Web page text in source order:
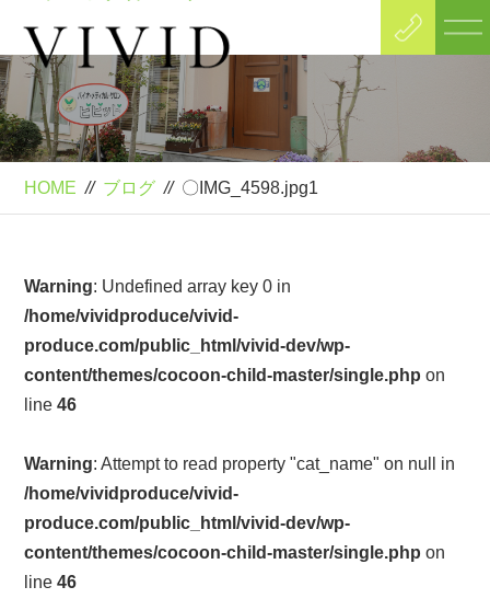
Blog
ブログ
HOME // ブログ // 〇IMG_4598.jpg1
Warning: Undefined array key 0 in
/home/vividproduce/vivid-
produce.com/public_html/vivid-dev/wp-
content/themes/cocoon-child-master/single.php on
line46
Warning: Attempt to read property "cat_name" on null in
/home/vividproduce/vivid-
produce.com/public_html/vivid-dev/wp-
content/themes/cocoon-child-master/single.php on
line46